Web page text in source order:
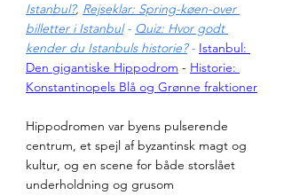
Istanbul?, Rejseklar: Spring-køen-over
billetter i Istanbul - Quiz: Hvor godt
kender du Istanbuls historie? - Istanbul:
Den gigantiske Hippodrom - Historie:
Konstantinopels Blå og Grønne fraktioner
Hippodromen var byens pulserende
centrum, et spejl af byzantinsk magt og
kultur, og en scene for både storslået
underholdning og grusom